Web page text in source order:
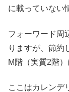
に載っていない
フォーワード周
りますが、節約
M階（実質2階）
ここはカレンデ